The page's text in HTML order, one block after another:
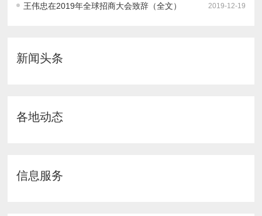
王伟忠在2019年全球招商大会致辞（全文） 2019-12-19
新闻头条
各地动态
信息服务